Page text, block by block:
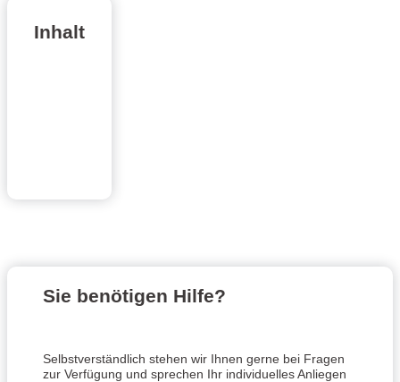
Inhalt
Sie benötigen Hilfe?
Selbstverständlich stehen wir Ihnen gerne bei Fragen
zur Verfügung und sprechen Ihr individuelles Anliegen